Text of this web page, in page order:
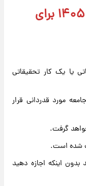
فال روزانه در روز ۲۴ خرداد ۱۴۰۵ برای
یا یک کار تحقیقاتی
مورد قدردانی قرار
گرفت.
شده است.
اینکه اجازه دهید